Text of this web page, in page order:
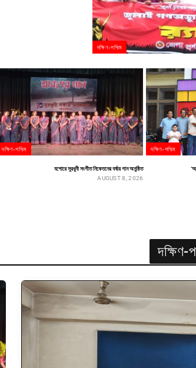
দক্ষিণ-পশ্চিম
দক্ষিণ-পশ্চিম
যশোরে সুরধুনী সংগীত নিকেতনের বর্ষার গান অনুষ্ঠিত
AUGUST 8, 2026
দক্ষিণ-পশ্চিম
দক্ষিণ-